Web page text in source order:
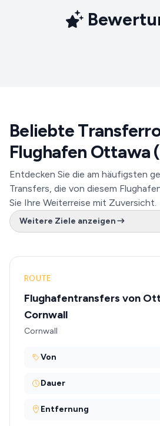
Beliebte
Flughafen Ottawa
Entdecken Sie die am häufigsten
Transfers, die von diesem
Sie Ihre Weiterreise mit Zuversicht.
Weitere Ziele anzeigen
ROUTE
Flughafentransfers von
Cornwall
Cornwall
Von
Dauer
Entfernung